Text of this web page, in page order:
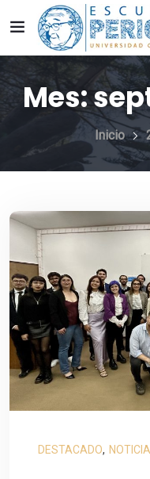
Mes:
Inicio
DESTACADO,